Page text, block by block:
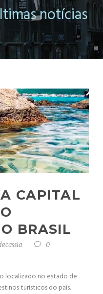
notícias
CAPITAL
BRASIL
0
localizado no estado de
turísticos do país.